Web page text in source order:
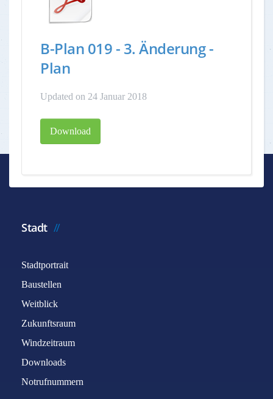
B-Plan 019 - 3. Änderung -
Plan
Updated on 24 Januar 2018
Download
Stadt
Stadtportrait
Baustellen
Weitblick
Zukunftsraum
Windzeitraum
Downloads
Notrufnummern